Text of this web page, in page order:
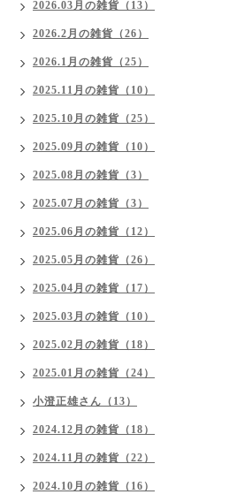
2026.03月の雑貨（13）
2026.2月の雑貨（26）
2026.1月の雑貨（25）
2025.11月の雑貨（10）
2025.10月の雑貨（25）
2025.09月の雑貨（10）
2025.08月の雑貨（3）
2025.07月の雑貨（3）
2025.06月の雑貨（12）
2025.05月の雑貨（26）
2025.04月の雑貨（17）
2025.03月の雑貨（10）
2025.02月の雑貨（18）
2025.01月の雑貨（24）
小澄正雄さん（13）
2024.12月の雑貨（18）
2024.11月の雑貨（22）
2024.10月の雑貨（16）